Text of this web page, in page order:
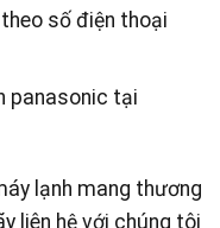
số điện thoại
panasonic tại
lạnh mang thương
liên hệ với chúng tôi